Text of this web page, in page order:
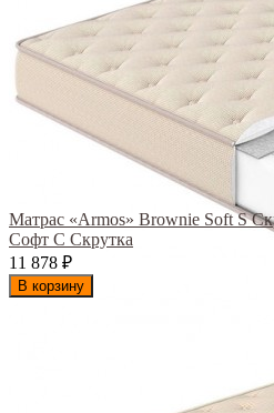
Матрас «Armos» Brownie Soft S
Софт С Скрутка
11 878 ₽
В корзину